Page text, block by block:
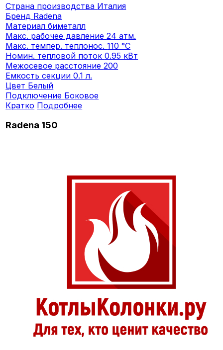
Страна производства Италия
Бренд Radena
Материалбиметалл
Макс. рабочее давление24 атм.
Макс. темпер. теплонос.110 °C
Номин. тепловой поток0.95 кВт
Межосевое расстояние200
Емкость секции0.1 л.
Цвет Белый
Подключение Боковое
Кратко Подробнее
Radena 150